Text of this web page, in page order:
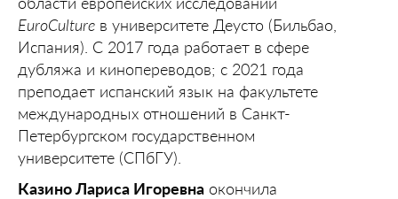
EuroCulture в университете Деусто (Бильбао,
Испания). С 2017 года работает в сфере
дубляжа и кинопереводов; с 2021 года
преподает испанский язык на факультете
международных отношений в Санкт-
Петербургском государственном
университете (СПбГУ).
Казино Лариса Игоревна окончила